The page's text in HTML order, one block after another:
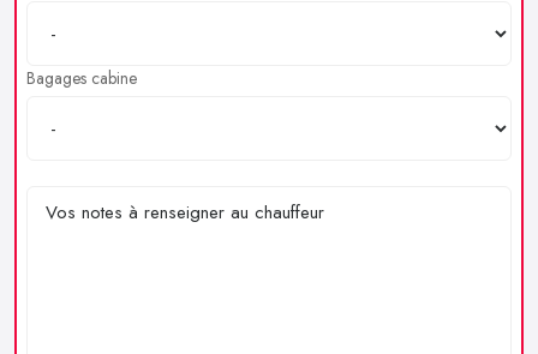
Bagages cabine